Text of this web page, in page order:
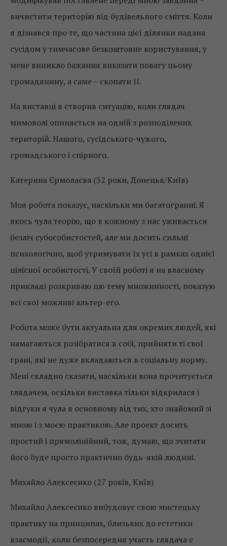
вичистити територію від будівельного сміття. Коли
я дізнався про те, що частина цієї ділянки надана
сусідом у тимчасове безкоштовне користування, у
мене виникло бажання виказати повагу цьому
громадянину, а саме – скопати її.
На виставці я створив ситуацію, коли глядач
мимоволі опиняється на одній з розподілених
територій. Нашого, сусідського-чужого,
громадського і спірного.
Катерина Єрмолаєва (32 роки, Донецьк/Київ)
Моя робота показує, наскільки ми багатогранні. Я
якось чула теорію, що в кожному з нас уживається
безліч субособистостей, але ми досить сильні
психологічно, щоб утримувати їх усі в рамках однієї
цілісної особистості. У своїй роботі я на власному
прикладі розкриваю цю тему множинності, показую
всі свої можливі альтер-его.
Робота може бути актуальна для окремих людей, які
намагаються розібратися в собі, прийняти ті свої
грані, які не дуже вкладаються в соціальну норму.
Мені складно сказати, наскільки вона прочитується
глядачем, оскільки виставка тільки відкрилася і
відгуки я чула в основному від тих, хто знайомий зі
мною і з моєю практикою. Але проект досить
простий і прямолінійний, тож, думаю, що зчитати
його буде просто практично будь-якій людині.
Михайло Алексеєнко (27 років, Київ)
Михайло Алексеєнко вибудовує свою мистецьку
практику на принципах, близьких до естетики
взаємодії, коли безпосередня участь глядача є